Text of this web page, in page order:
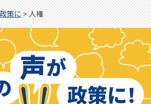
策に > 人権